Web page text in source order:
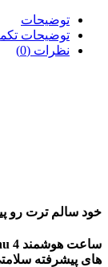
توضیحات
توضیحات
نظرات (0)
خود سالم ترت رو
های پیشرفته